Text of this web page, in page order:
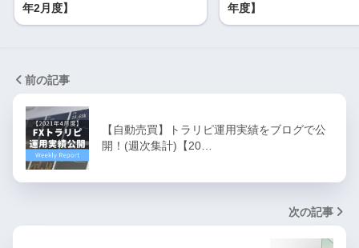
年2月度】
年度】
前の記事
【自動売買】トラリピ運用実績をブログで公
開！(週次集計)【20…
次の記事